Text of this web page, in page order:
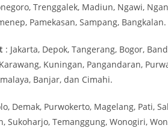
Trenggalek, Madiun, Ngawi,
Pamekasan, Sampang, Bangkalan.
: Jakarta, Depok, Tangerang, Bogor,
Kuningan, Pangandaran,
Banjar, dan Cimahi.
Demak, Purwokerto, Magelang, Pati,
Sukoharjo, Temanggung, Wonogiri,